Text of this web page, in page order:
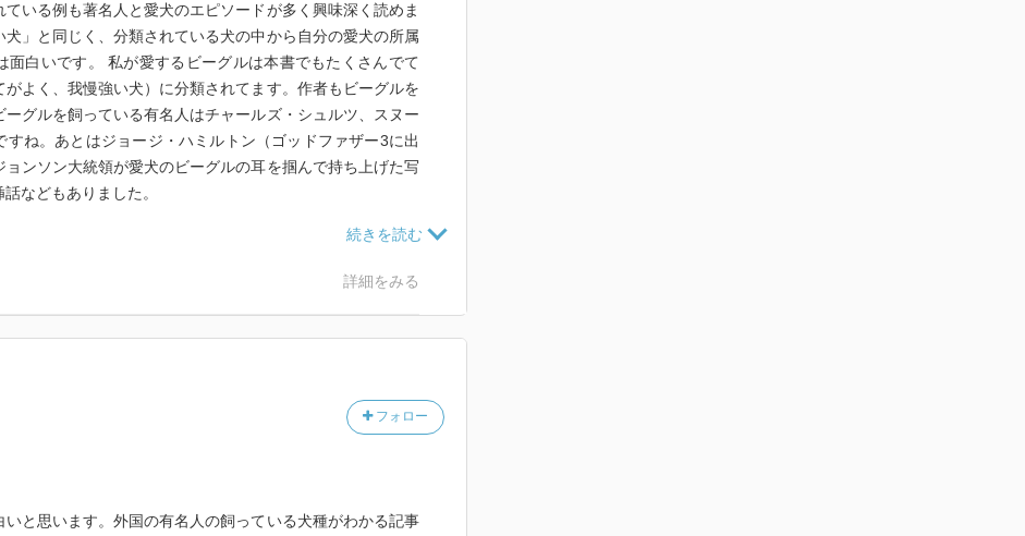
いる例も著名人と愛犬のエピソードが多く興味深く読めま
」と同じく、分類されている犬の中から自分の愛犬の所属
面白いです。 私が愛するビーグルは本書でもたくさんでて
よく、我慢強い犬）に分類されてます。作者もビーグルを
グルを飼っている有名人はチャールズ・シュルツ、スヌー
すね。あとはジョージ・ハミルトン（ゴッドファザー3に出
ンソン大統領が愛犬のビーグルの耳を掴んで持ち上げた写
などもありました。
詳細をみる
フォロー
と思います。外国の有名人の飼っている犬種がわかる記事